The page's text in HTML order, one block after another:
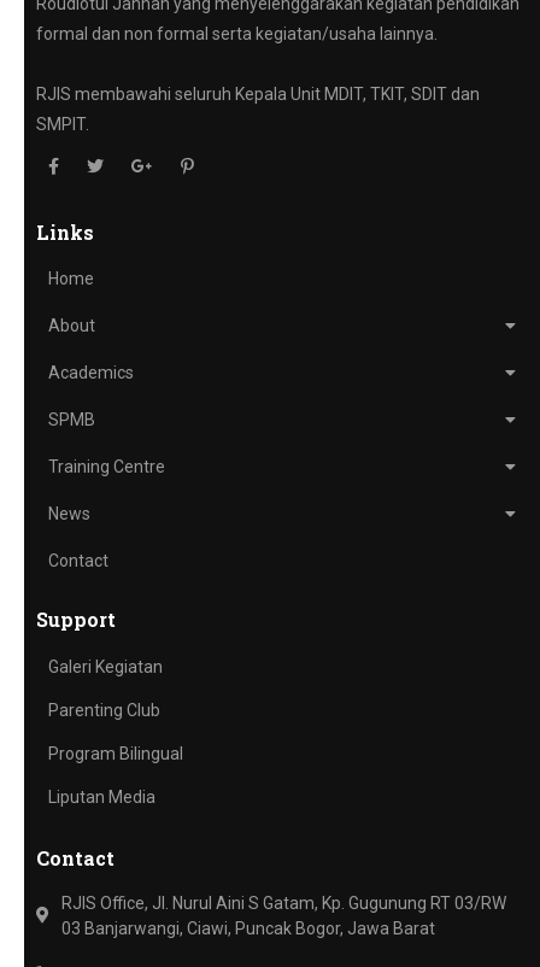
formal dan non formal serta kegiatan/usaha lainnya.
RJIS membawahi seluruh Kepala Unit MDIT, TKIT, SDIT dan
SMPIT.
Links
Home
About
Academics
SPMB
Training Centre
News
Contact
Support
Galeri Kegiatan
Parenting Club
Program Bilingual
Liputan Media
Contact
RJIS Office, Jl. Nurul Aini S Gatam, Kp. Gugunung RT 03/RW
03 Banjarwangi, Ciawi, Puncak Bogor, Jawa Barat